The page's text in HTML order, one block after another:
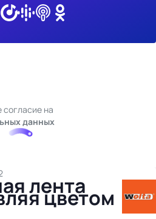
согласие на
данных
лента
цветом